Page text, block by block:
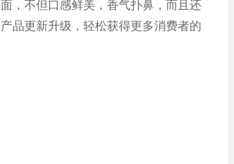
，不但口感鲜美，香气扑鼻，而且还
品更新升级，轻松获得更多消费者的